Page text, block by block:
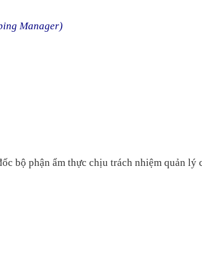
Manager)
bộ phận ẩm thực chịu trách nhiệm quản lý